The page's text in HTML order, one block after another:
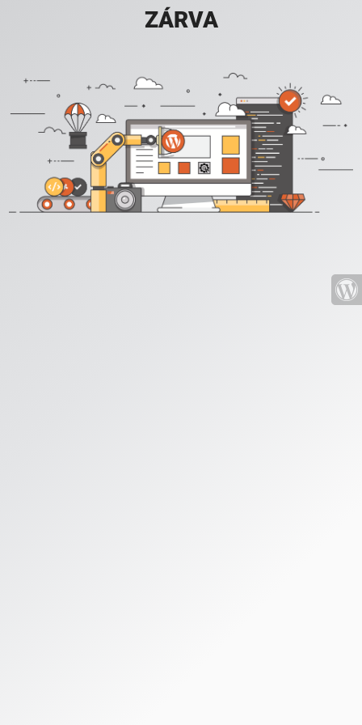
ZÁRVA